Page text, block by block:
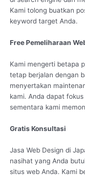
Kami tolong buatkan
keyword target Anda.
Free Pemeliharaan
Kami mengerti betapa
tetap berjalan dengan
menyertakan
kami. Anda dapat
sementara kami
Gratis Konsultasi
Jasa Web Design di
nasihat yang Anda
situs web Anda. Kami